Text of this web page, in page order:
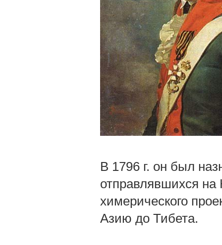
В 1796 г. он был
отправлявшихся на
химерического
Азию до Тибета.